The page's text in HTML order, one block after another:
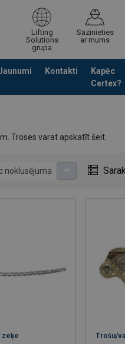
Lifting
Solutions
grupa
Sazinieties
ar mums
Kontakti
Kapēc
Certex?
Noformēt
Troses varat apskatīt šeit.
noklusējuma
zeķe
Trošu/